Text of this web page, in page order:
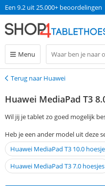
Een 9.2 uit 25.000+ beoordelingen
Menu
Terug
Terug naar Huawei
Huawei MediaPad T3
Wil jij je tablet zo goed mogelijk
vrij van beschadigingen te
je ontvangt je bestelling de
verzendkosten te betalen!
Heb je een ander model uit deze
Huawei MediaPad T3 10.0
Huawei MediaPad T3 7.0 hoesjes